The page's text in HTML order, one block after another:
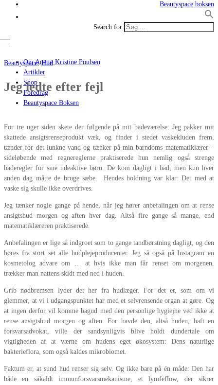
Beautyspace boksen
Search for:
Om Anette Kristine Poulsen
Artikler
Shop
Foredrag
Beautyspace Boksen
Beautyspace,Hud
Jeg ledte efter fejl
For tre uger siden skete der følgende på mit badeværelse: Jeg pakker mit
skattede ansigtsrenseprodukt væk, og finder i stedet vaskekluden frem,
tænder for det lunkne vand og tænker på min barndoms matematiklærer –
sideløbende med regnereglerne praktiserede hun nemlig også strenge
baderegler for sine udeaktive børn. De kom dagligt i bad, men kun hver
anden dag måtte de bruge sæbe. Hendes holdning var klar: Det med at
vaske sig skulle ikke overdrives.
Jeg tænker nogle gange på hende, når jeg hører anbefalingen om at rense
ansigtshud morgen og aften hver dag. Altså fire gange så mange, end
matematiklæreren praktiserede.
Anbefalingen er lige så indgroet som to gange tandbørstning dagligt, og den
høres fra stort set alle hudplejeproducenter. Jeg så også på Instagram en
kosmetolog advare om … at hvis ikke man får renset om morgenen,
trækker man nattens skidt med ned i huden.
Grib nødbremsen lyder det her fra hudlæger. For det er, som om vi
glemmer, at vi i udgangspunktet har med et selvrensende organ at gøre. Og
at ingen derfor vil komme bagud med den personlige hygiejne ved ikke at
rense ansigtshud morgen og aften. For havde den, altså huden, haft en
forsvarsadvokat, ville der sandsynligvis blive holdt dundertale om
vigtigheden af at værne om hudens eget økosystem: Dens naturlige
bakterieflora, som også kaldes mikrobiomet.
Faktum er, at sund hud renser sig selv. Og ikke bare på én måde: Den har
både en såkaldt immunforsvarsmekanisme, et lymfeflow, der sikrer